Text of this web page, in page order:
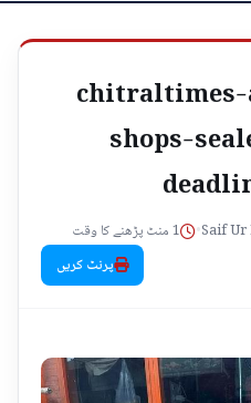
shops-
Saif
•
1 منٹ پڑھنے کا وقت
پرنٹ کریں